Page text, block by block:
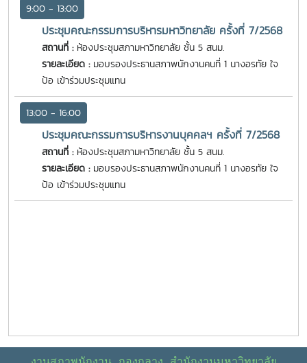
9:00 - 13:00
ประชุมคณะกรรมการบริหารมหาวิทยาลัย ครั้งที่ 7/2568
สถานที่ : ห้องประชุมสภามหาวิทยาลัย ชั้น 5 สนม.
รายละเอียด : มอบรองประธานสภาพนักงานคนที่ 1 นางอรทัย ใจ
ป้อ เข้าร่วมประชุมแทน
13:00 - 16:00
ประชุมคณะกรรมการบริหารงานบุคคลฯ ครั้งที่ 7/2568
สถานที่ : ห้องประชุมสภามหาวิทยาลัย ชั้น 5 สนม.
รายละเอียด : มอบรองประธานสภาพนักงานคนที่ 1 นางอรทัย ใจ
ป้อ เข้าร่วมประชุมแทน